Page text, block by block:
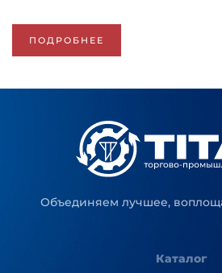
ПОДРОБНЕЕ
Объединяем лучшее,
Каталог